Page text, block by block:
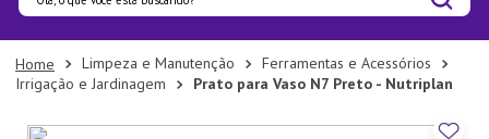
Limpeza e Manutenção
Ferramentas e Acessórios
Irrigação e Jardinagem
Prato para Vaso N7 Preto - Nutriplan
Termos mais buscados
1º
Panelas
2º
Pratos